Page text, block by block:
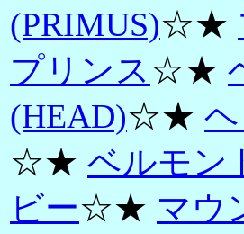
(PRIMUS)☆★
プリンス☆★
(HEAD)☆★
☆★ ベルモン
ビー☆★ マウ